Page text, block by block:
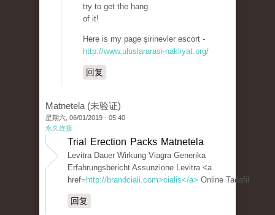
try to get the hang
of it!
Here is my page şirinevler escort -
http://www.uluslararasi-nakliyat.org/
回复
Matnetela (未验证)
星期六, 06/01/2019 - 05:40
永久连接
Trial Erection Packs Matnetela
Levitra Dauer Wirkung Viagra Generika
Erfahrungsbericht Assunzione Levitra <a
href= http://brandciali.com>cialis</a> Online Tadafil
回复